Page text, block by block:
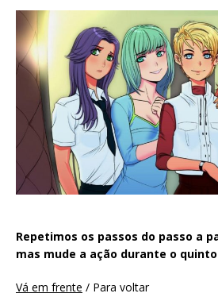
Repetimos os passos do passo a
mas mude a ação durante o
Vá em frente / Para voltar